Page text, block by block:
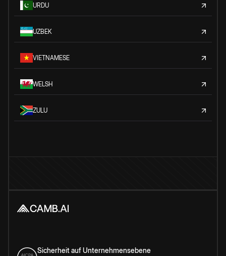
URDU
UZBEK
VIETNAMESE
WELSH
ZULU
Sicherheit auf Unternehmensebene